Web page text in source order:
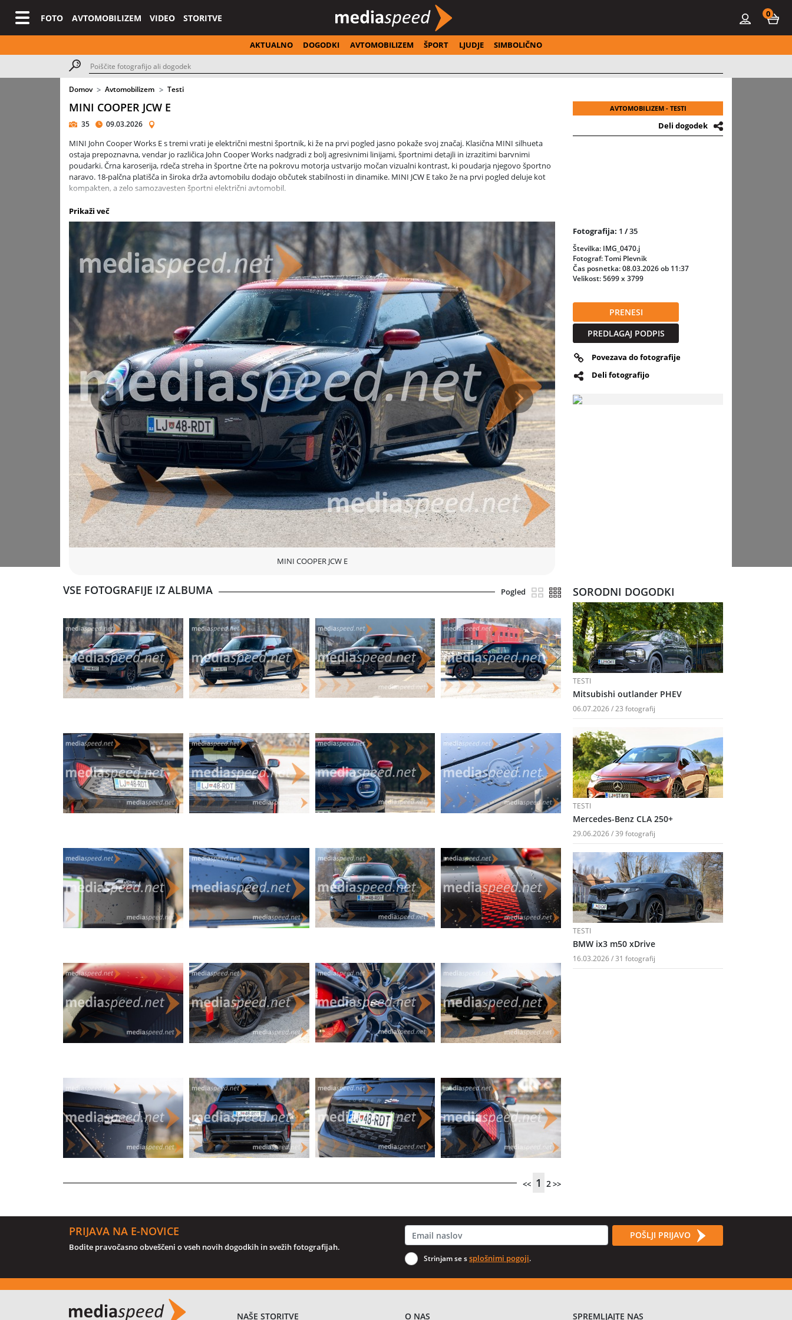
FOTO AVTOMOBILIZEM VIDEO STORITVE 0
AKTUALNO DOGODKI AVTOMOBILIZEM ŠPORT LJUDJE SIMBOLIČNO
Domov Avtomobilizem Testi
MINI COOPER JCW E
35 09.03.2026
MINI John Cooper Works E s tremi vrati je električni mestni športnik, ki že na prvi pogled jasno pokaže svoj značaj. Klasična MINI silhueta
ostaja prepoznavna, vendar jo različica John Cooper Works nadgradi z bolj agresivnimi linijami, športnimi detajli in izrazitimi barvnimi
poudarki. Črna karoserija, rdeča streha in športne črte na pokrovu motorja ustvarijo močan vizualni kontrast, ki poudarja njegovo športno
naravo. 18-palčna platišča in široka drža avtomobilu dodajo občutek stabilnosti in dinamike. MINI JCW E tako že na prvi pogled deluje kot
kompakten, a zelo samozavesten športni električni avtomobil.
Kompaktne mere pomenijo, da je avtomobil izjemno okreten v mestu. Dolžina 3.858 mm ohranja značilno MINI agilnost, hkrati pa
omogoča dovolj prostora za štiri potnike. Prtljažnik s 210 litri prostornine sicer ne cilja na družinsko uporabnost, vendar je za mestni
avtomobil povsem dovolj, s podrtimi sedeži pa se lahko poveča na 800 litrov. MINI tako ostaja predvsem vozniško usmerjen avtomobil, ki
daje prednost dinamiki pred maksimalno prostornostjo.
Notranjost sledi značilnemu MINI konceptu, ki združuje minimalizem, tehnologijo in športni značaj. Športni sedeži John Cooper Works
nudijo dobro oporo v ovinkih, JCW volan pa poudari vozniški občutek. Kabina deluje sodobno in digitalno, velik osrednji zaslon pa upravlja
večino funkcij v vozilu. Ambient dodatno popestri ambientalna osvetlitev, ki ustvarja prijetno atmosfero in poudari tehnološki značaj
avtomobila. Panoramska streha v kabino prinese več svetlobe in občutek odprtosti, čeprav avtomobil ohranja precej kompakten značaj.
Na cesti MINI John Cooper Works E pokaže svojo pravo naravo. Električni motor razvije 190 kW oziroma 258 konjskih moči, kar je za tako
majhen avtomobil zelo impresivna številka. Pospešek do 100 km/h traja približno 5,9 sekunde, zato je občutek pospeševanja zelo živahen.
Krmiljenje je natančno, podvozje čvrsto, avto pa daje občutek lahkotnosti in športne agilnosti, po kateri je MINI že dolgo znan. Električni
doseg do približno 366 kilometrov po WLTP je glede na velikost vozila zelo dober in omogoča brezskrbno vsakodnevno uporabo.
V praksi MINI JCW E najbolj navduši z občutkom za volanom. Avto je zelo odziven, stabilen in hkrati zabaven za vožnjo. Zaradi nizkega
težišča in natančnega krmiljenja daje vozniku zelo dober občutek nadzora. Hkrati številni varnostni sistemi in asistenčne funkcije poskrbijo
za visok občutek varnosti na cesti.
Ker gre za majhen tridvratni avtomobil, pa prostornost ostaja njegov kompromis. Večje osebe lahko hitro opazijo, da je prostora nekoliko
manj, zlasti na zadnjih sedežih. Potniki zadaj lahko na daljših vožnjah občutijo nekoliko več stisnjenosti, zato je zadnja klop bolj primerna za
krajše vožnje ali občasno uporabo.
MINI John Cooper Works E je tako namenjen voznikom, ki iščejo majhen, izrazito športen in oblikovno poseben električni avtomobil. Gre za
vozilo z močno osebnostjo, veliko moči in zelo dobrim občutkom pri vožnji, ki kljub kompaktnim meram ponuja presenetljivo dober
električni doseg.
Cena osnovnega modela MINI COOPER E se začne od xx.xxx€, cena testnega vozila z vso dodatno opremo znaša xx.xxx€.
Tehnične specifikacije:
Motor: električni
Baterija: 49,2 kWh
Pogon: električni
Število sedežev: 4
Prtljažnik: 210–800 l
Prednosti:
zelo varen občutek pri vožnji
velik električni doseg glede na kompaktne mere
Slabosti:
večje osebe lahko hitro občutijo pomanjkanje prostora
zadnji sedeži so precej stisnjeni, zato so daljše vožnje za potnike zadaj manj udobne
Prikaži več
AVTOMOBILIZEM - TESTI
Deli dogodek
MINI COOPER JCW E
Prejšnja Naslednja
Fotografija: 1 /35
Številka: IMG_0470.j
Fotograf: Tomi Plevnik
Čas posnetka: 08.03.2026 ob 11:37
Velikost: 5699 x 3799
PRENESI
PREDLAGAJ PODPIS
Povezava do fotografije
Deli fotografijo
VSE FOTOGRAFIJE IZ ALBUMA Pogled
<< 1 2>>
SORODNI DOGODKI
TESTI
Mitsubishi outlander PHEV
06.07.2026 / 23 fotografij
TESTI
Mercedes-Benz CLA 250+
29.06.2026 / 39 fotografij
TESTI
BMW ix3 m50 xDrive
16.03.2026 / 31 fotografij
PRIJAVA NA E-NOVICE
Bodite pravočasno obveščeni o vseh novih dogodkih in svežih fotografijah.
POŠLJI PRIJAVO
Strinjam se ssplošnimi pogoji.
NAŠE STORITVE O NAS SPREMLJAJTE NAS